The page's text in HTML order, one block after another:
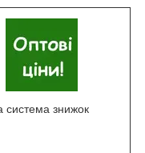
система знижок